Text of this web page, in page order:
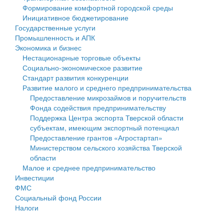
Государственные услуги
Промышленность и АПК
Экономика и бизнес
Символика
Устав
Гостям округа
Туризм
Культура
Образование
Здравоохранение
Социальная защита
Фотоальбом
муниципального округа Тверской области
Администрация Кашинского муниципального округа
Тверской области
Управление сельскими территориями
Открытые данные
Работа с обращениями граждан
Муниципальный контроль
Муниципальные услуги
Проекты административных регламентов
Антимонопольный комплаенс
Финансовое управление
Бюджет для граждан
Имущество
Выявление правообладателей ранее учтенных
объектов недвижимости
Имущественная поддержка субъектов малого и
среднего предпринимательства
Информационная поддержка субъектов малого и
среднего предпринимательства
Муниципальные программы
Формирование комфортной городской среды
Инициативное бюджетирование
Государственные услуги
Промышленность и АПК
Экономика и бизнес
Нестационарные торговые объекты
Социально-экономическое развитие
Стандарт развития конкуренции
Развитие малого и среднего предпринимательства
Предоставление микрозаймов и поручительств
Фонда содействия предпринимательству
Поддержка Центра экспорта Тверской области
субъектам, имеющим экспортный потенциал
Предоставление грантов «Агростартап»
Министерством сельского хозяйства Тверской
области
Малое и среднее предпринимательство
Инвестиции
ФМС
Социальный фонд России
Налоги